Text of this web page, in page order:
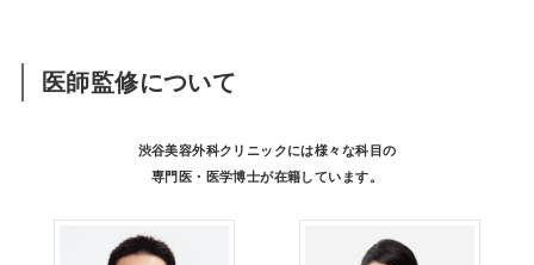
医師監修について
渋谷美容外科クリニックには様々な科目の
専門医・医学博士が在籍しています。